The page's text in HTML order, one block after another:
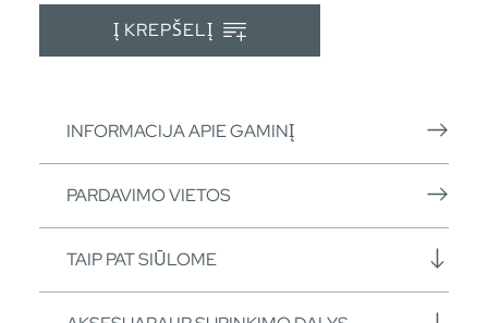
Į KREPŠELĮ
INFORMACIJA APIE GAMINĮ
PARDAVIMO VIETOS
TAIP PAT SIŪLOME